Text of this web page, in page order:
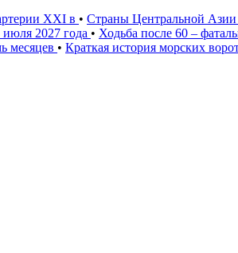
XXI в • Страны Центральной Азии
2027 года • Ходьба после 60 –
месяцев • Краткая история морских